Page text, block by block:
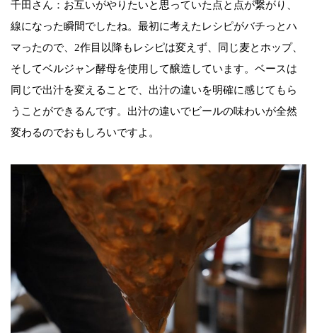
千田さん：お互いがやりたいと思っていた点と点が繋がり、
線になった瞬間でしたね。最初に考えたレシピがバチっとハ
マったので、2作目以降もレシピは変えず、同じ麦とホップ、
そしてベルジャン酵母を使用して醸造しています。ベースは
同じで出汁を変えることで、出汁の違いを明確に感じてもら
うことができるんです。出汁の違いでビールの味わいが全然
変わるのでおもしろいですよ。